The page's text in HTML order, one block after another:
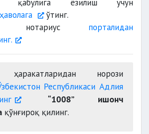
қабулига ёзилиш учун
ҳаволага
ўтинг.
нотариус порталидан
ҳаракатларидан норози
Республикаси Адлия
“1008” ишонч
қўнғироқ қилинг.